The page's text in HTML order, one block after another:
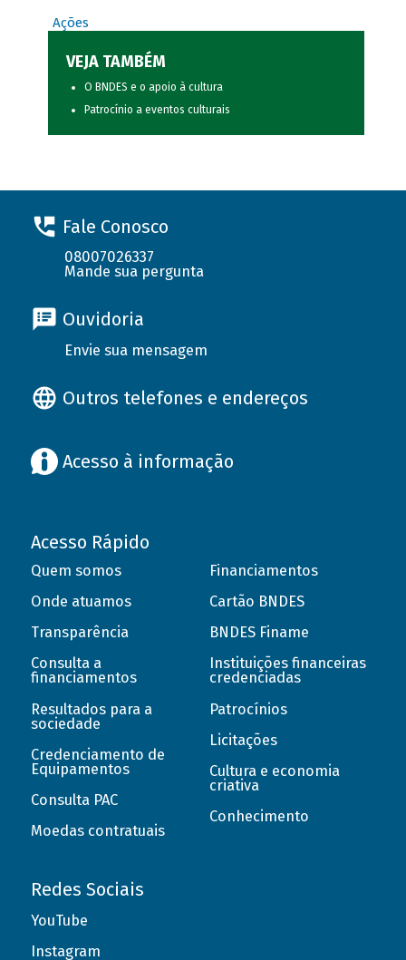
Ações
VEJA TAMBÉM
O BNDES e o apoio à cultura
Patrocínio a eventos culturais
Fale Conosco
08007026337
Mande sua pergunta
Ouvidoria
Envie sua mensagem
Outros telefones e endereços
Acesso à informação
Acesso Rápido
Quem somos
Onde atuamos
Transparência
Consulta a
financiamentos
Resultados para a
sociedade
Credenciamento de
Equipamentos
Consulta PAC
Moedas contratuais
Financiamentos
Cartão BNDES
BNDES Finame
Instituições financeiras
credenciadas
Patrocínios
Licitações
Cultura e economia
criativa
Conhecimento
Redes Sociais
YouTube
Instagram